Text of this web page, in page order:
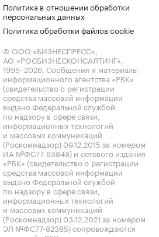
Политика в отношении обработки
персональных данных
Политика обработки файлов cookie
© ООО «БИЗНЕСПРЕСС»,
АО «РОСБИЗНЕСКОНСАЛТИНГ»,
1995–2026. Сообщения и материалы
информационного агентства «РБК»
(свидетельство о регистрации
средства массовой информации
выдано Федеральной службой
по надзору в сфере связи,
информационных технологий
и массовых коммуникаций
(Роскомнадзор) 09.12.2015 за номером
ИА №ФС77-63848) и сетевого издания
«РБК» (свидетельство о регистрации
средства массовой информации
выдано Федеральной службой
по надзору в сфере связи,
информационных технологий
и массовых коммуникаций
(Роскомнадзор) 03.12.2021 за номером
ЭЛ №ФС77-82385) сопровождаются